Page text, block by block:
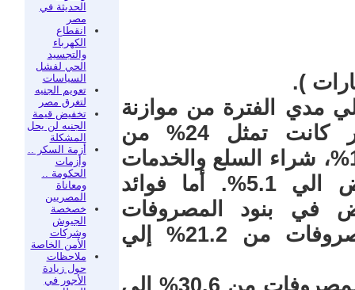
الحديثة في
مصر
انقطاع
الكهرباء
والتجسيد
الحي لفشل
السياسات
تعويم الجنيه
لتغرق مصر
تخفيض قيمة
الجنيه لن يحل
المشكلة
أزمة السكر ..
وأزمات
الحكومة ..
ومعاناة
المصريين
خصخصة
الجيوش
وشركات
الأمن الخاصة
ملاحظات
حول زيادة
الأجور في
مدي الفترة من موازنة
2010 الي موازنة 2021 . الأجور كانت تمثل 24% من
المصروفات واصبحت لا تمثل الا 19.4%، شراء السلع والخدمات
كان 6.5% من المصروفات انخفض الي 5.1%. أما فوائد
في بنود المصروفات
وارتفعت أهميتها إلي إجمالي المصروفات من 21.2% إلي